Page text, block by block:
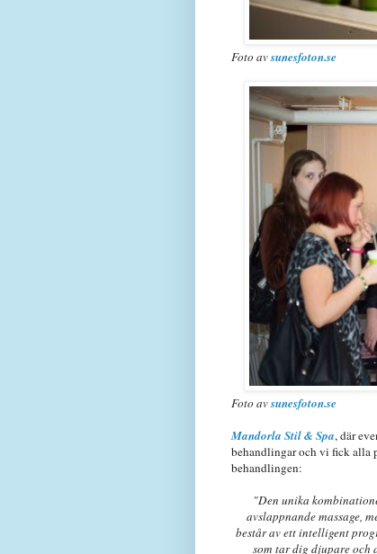
Foto avsunesfoton.se
Foto avsunesfoton.se
Mandorla Stil & Spa, där
behandlingar och vi fick alla
behandlingen:
"Den unika
avslappnande massage,
består av ett intelligent
som tar dig djupare och